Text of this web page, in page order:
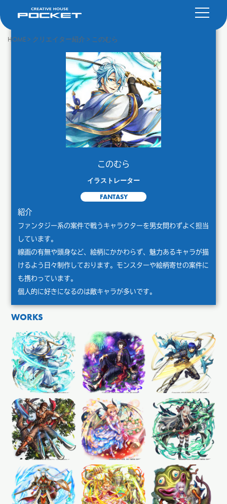
HOME> クリエイター紹介 > このむら
このむら
イラストレーター
FANTASY
紹介
ファンタジー系の案件で戦うキャラクターを男女問わずよく担当
しています。
線画の有無や頭身など、絵柄にかかわらず、魅力あるキャラが描
けるよう日々制作しております。モンスターや絵柄寄せの案件に
も携わっています。
個人的に好きになるのは敵キャラが多いです。
WORKS